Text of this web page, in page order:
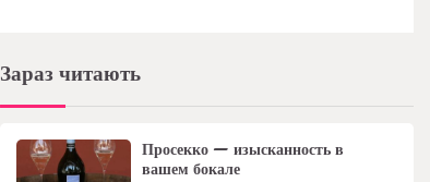
Зараз читають
Просекко — изысканность в
вашем бокале